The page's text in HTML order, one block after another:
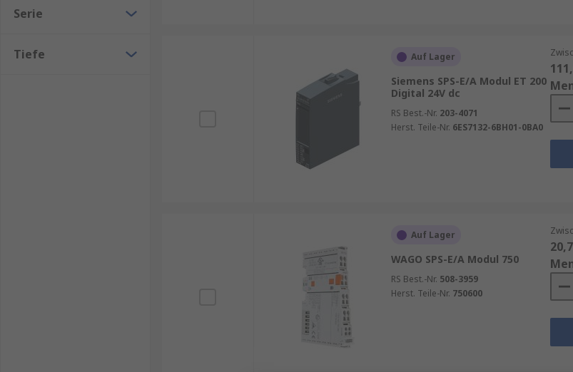
Serie
Tiefe Auf Lager
Siemens SPS-E/A Modul ET 200
Digital 24V dc
RS Best.-Nr. 203-4071
Herst. Teile-Nr. 6ES7132-6BH01-0BA0
Auf Lager
WAGO SPS-E/A Modul 750
RS Best.-Nr. 508-3959
Herst. Teile-Nr. 750600